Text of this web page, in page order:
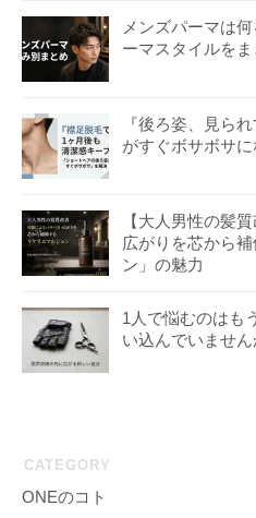
メンズパーマは
ーマスタイルを
『後ろ姿、見ら
がすぐボサボサに
【大人男性の髪
広がりを芯から
ン」の魅力
1人で悩むのはも
い込んでいません
CATEGORY
ONEのコト